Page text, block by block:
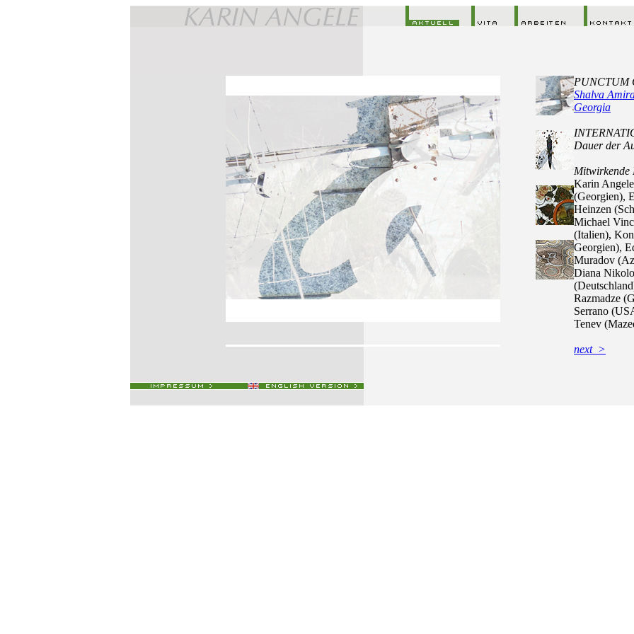
PUNCTUM
Shalva
Georgia
Dauer der
Mitwirkende
Karin
(Georgien),
Heinzen
Michael
(Italien),
Georgien),
Muradov
Diana
Razmadze
Serrano
Tenev
next >